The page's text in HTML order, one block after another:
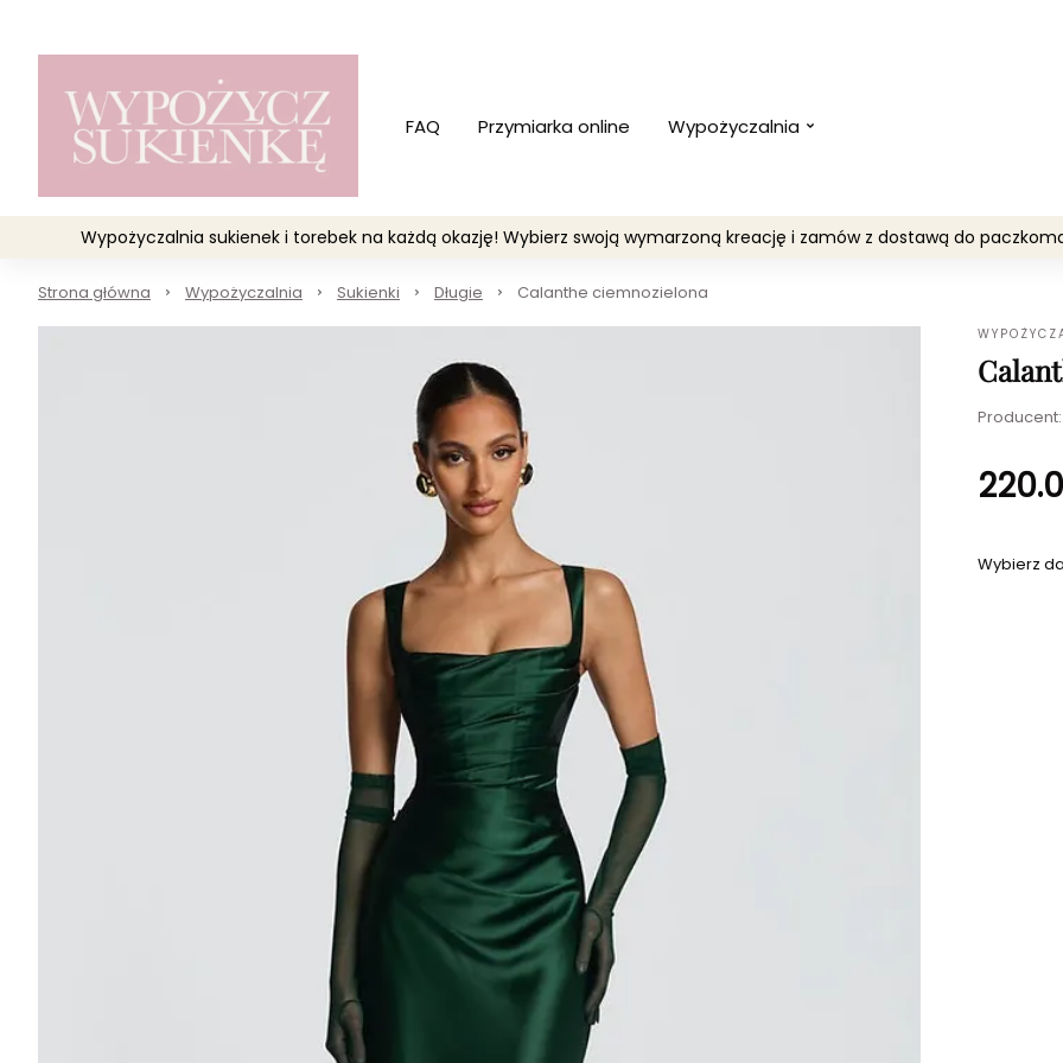
FAQ Przymiarka online Wypożyczalnia
Wypożyczalnia sukienek i torebek na każdą okazję! Wybierz swoją wymarzoną kreację i zamów z dostawą do
Strona główna Wypożyczalnia Sukienki Długie Calanthe ciemnozielona
Wybierz